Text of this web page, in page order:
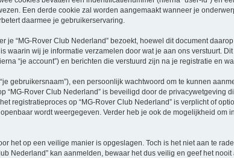
Een derde cookie zal worden aangemaakt wanneer je
daarmee je gebruikerservaring.
“MG-Rover Club Nederland” bezoekt, hoewel dit document
waarin wij je informatie verzamelen door wat je aan ons verstuurt.
“je account”) en berichten die verstuurd zijn na je registratie en
gebruikersnaam”), een persoonlijk wachtwoord om te kunnen
“MG-Rover Club Nederland” is beveiligd door de privacywetgeving
registratieproces op “MG-Rover Club Nederland” is verplicht of
wordt weergegeven. Verder heb je ook de mogelijkheid om
het op een veilige manier is opgeslagen. Toch is het niet aan te
Nederland” kan aanmelden, bewaar het dus veilig en geef het